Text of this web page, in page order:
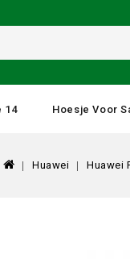
14 Hoesje Voor
Huawei Huawei